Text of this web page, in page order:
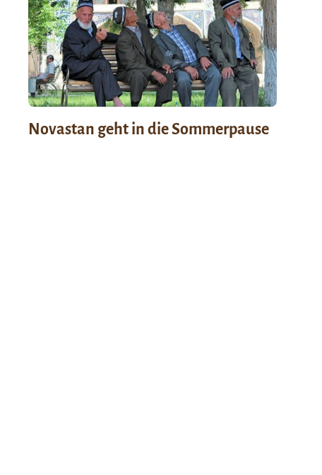
Novastan geht in die Sommerpause